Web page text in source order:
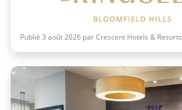
Publié 3 août 2026 par Crescent Hotels & Resorts